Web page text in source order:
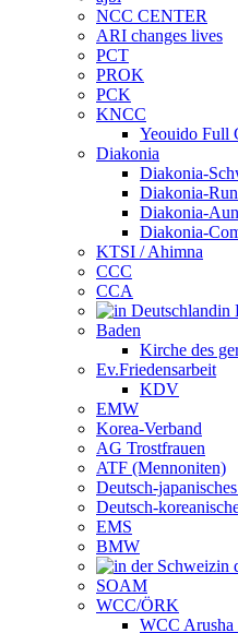
NCC CENTER
ARI changes lives
PCT
PROK
PCK
KNCC
Yeouido Full
Diakonia
Diakonia-
Diakonia-
Diakonia-
Diakonia-
KTSI / Ahimna
CCC
CCA
in
Baden
Kirche des
Ev.Friedensarbeit
KDV
EMW
Korea-Verband
AG Trostfrauen
ATF (Mennoniten)
Deutsch-
Deutsch-
EMS
BMW
in
SOAM
WCC/ÖRK
WCC Arusha